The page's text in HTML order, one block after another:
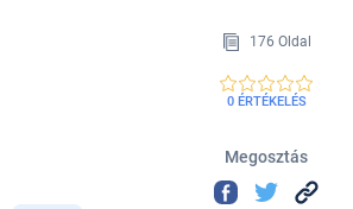
176 Oldal
0 ÉRTÉKELÉS
Megosztás